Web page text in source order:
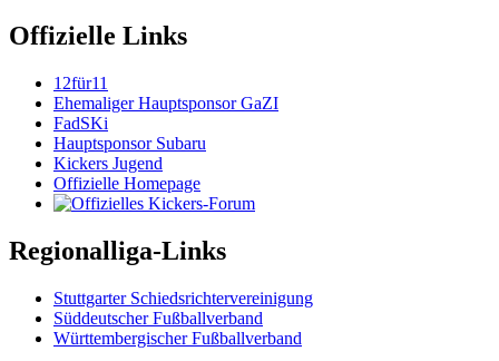
Offizielle Links
12für11
Ehemaliger Hauptsponsor GaZI
FadSKi
Hauptsponsor Subaru
Kickers Jugend
Offizielle Homepage
Regionalliga-Links
Stuttgarter Schiedsrichtervereinigung
Süddeutscher Fußballverband
Württembergischer Fußballverband